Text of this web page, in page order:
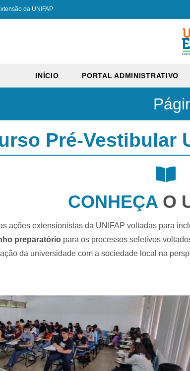
da UNIFAP
INÍCIO PORTAL ADMINISTRATIVO
Pré-Vestibular
CONHEÇA O
ações extensionistas da UNIFAP voltadas para
preparatório para os processos seletivos
da universidade com a sociedade local na